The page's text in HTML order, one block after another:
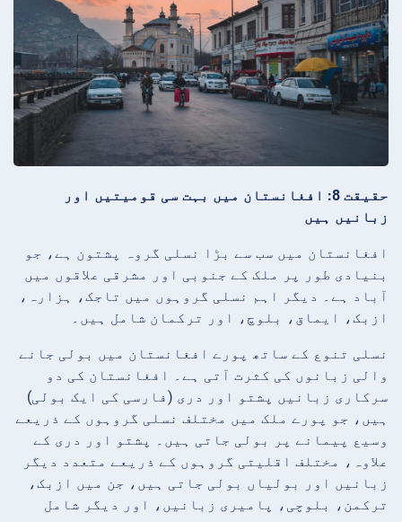
حقیقت 8: افغانستان میں بہت سی قومیتیں اور
زبانیں ہیں
افغانستان میں سب سے بڑا نسلی گروہ پشتون ہے، جو
بنیادی طور پر ملک کے جنوبی اور مشرقی علاقوں میں
آباد ہے۔ دیگر اہم نسلی گروہوں میں تاجک، ہزارہ،
ازبک، ایماق، بلوچ، اور ترکمان شامل ہیں۔
نسلی تنوع کے ساتھ پورے افغانستان میں بولی جانے
والی زبانوں کی کثرت آتی ہے۔ افغانستان کی دو
سرکاری زبانیں پشتو اور دری (فارسی کی ایک بولی)
ہیں، جو پورے ملک میں مختلف نسلی گروہوں کے ذریعے
وسیع پیمانے پر بولی جاتی ہیں۔ پشتو اور دری کے
علاوہ، مختلف اقلیتی گروہوں کے ذریعے متعدد دیگر
زبانیں اور بولیاں بولی جاتی ہیں، جن میں ازبک،
ترکمن، بلوچی، پامیری زبانیں، اور دیگر شامل